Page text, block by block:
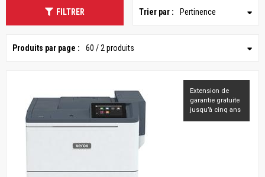
FILTRER Trier par : Pertinence
Produits par page : 60 / 2 produits
Extension de
garantie gratuite
jusqu’à cinq ans